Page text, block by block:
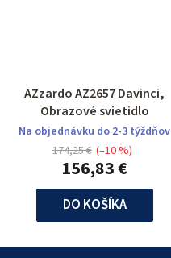
AZzardo AZ2657 Davinci,
Obrazové svietidlo
Na objednávku do 2-3 týždňov
156,83 €
174,25 € (–10 %)
DO KOŠÍKA